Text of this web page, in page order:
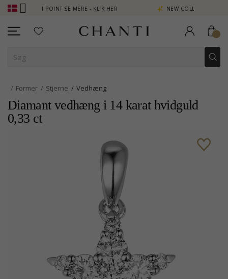
POINT SE MERE - KLIK HER NEW COLLECTION | AURA
Former Stjerne Vedhæng
Diamant vedhæng i 14 karat hvidguld
0,33 ct